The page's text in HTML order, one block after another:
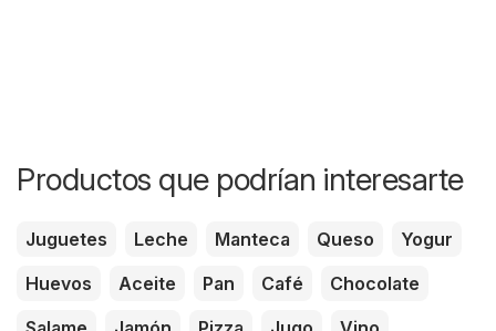
Productos que podrían interesarte
Juguetes Leche Manteca Queso
Yogur
Huevos
Aceite Pan Café
Chocolate